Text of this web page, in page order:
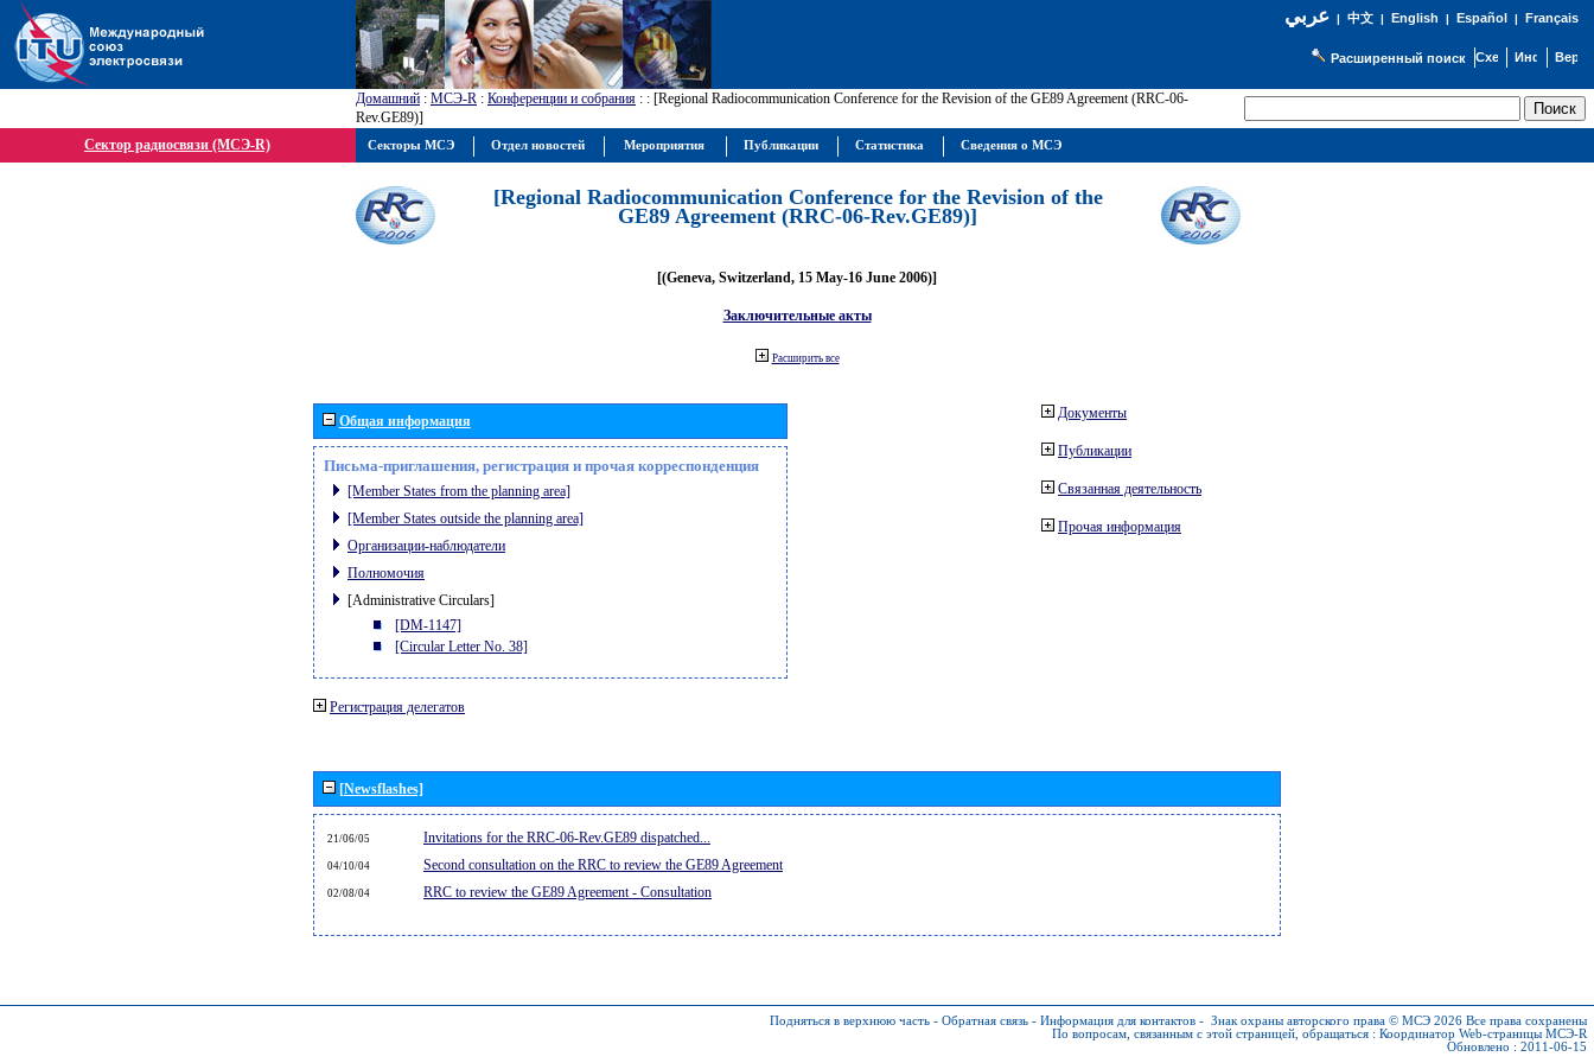
عربي| 中文| English | Español | Français
Расширенный поиск
Домашний : МСЭ-R : Конференции и собрания : : [Regional Radiocommunication Conference for the Revision of the GE89 Agreement (RRC-06-
Rev.GE89)]
Сектор радиосвязи (МСЭ-R)
[Regional Radiocommunication Conference for the Revision of the
GE89 Agreement (RRC-06-Rev.GE89)]
[(Geneva, Switzerland, 15 May-16 June 2006)]
Заключительные акты
Расширить все
Общая информация
Письма-приглашения, регистрация и прочая корреспонденция
[Member States from the planning area]
[Member States outside the planning area]
Организации-наблюдатели
Полномочия
[Administrative Circulars]
[DM-1147]
[Circular Letter No. 38]
Регистрация делегатов
Документы
Публикации
Связанная деятельность
Прочая информация
[Newsflashes]
21/06/05 Invitations for the RRC-06-Rev.GE89 dispatched...
04/10/04 Second consultation on the RRC to review the GE89 Agreement
02/08/04 RRC to review the GE89 Agreement - Consultation
Подняться в верхнюю часть - Обратная связь - Информация для контактов - Знак охраны авторского права © МСЭ 2026 Все права сохранены
По вопросам, связанным с этой страницей, обращаться : Координатор Web-страницы МСЭ-R
Обновлено : 2011-06-15
Секторы МСЭ Отдел новостей Мероприятия Публикации Статистика Сведения о МСЭ